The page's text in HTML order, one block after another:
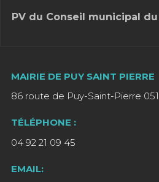
PV du Conseil municipal
MAIRIE DE PUY SAINT PIERRE
86 route de Puy-Saint-Pierre
TÉLÉPHONE :
04 92 21 09 45
EMAIL: